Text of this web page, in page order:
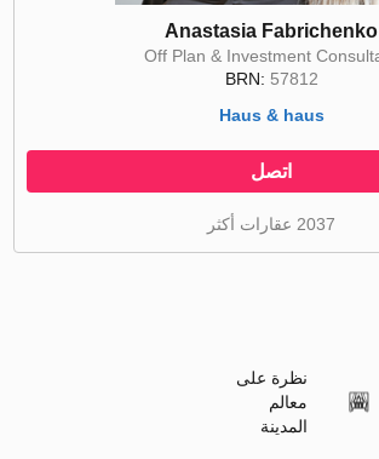
Anastasia Fabrichenko
Off Plan & Investment
BRN: 57812
Haus & haus
اتصل
2037 عقارات أكثر
نظرة على
معالم
المدينة